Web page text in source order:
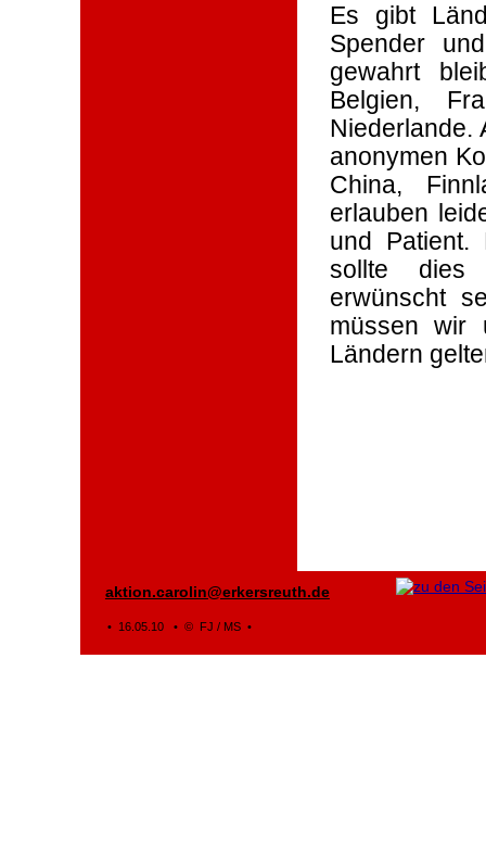
Es gibt
Spender
gewahrt
Belgien,
Niederlande.
anonymen
China,
erlauben
und
sollte dies
erwünscht
müssen wir
Ländern
aktion.carolin@erkersreuth.de
• 16.05.10 • © FJ / MS •